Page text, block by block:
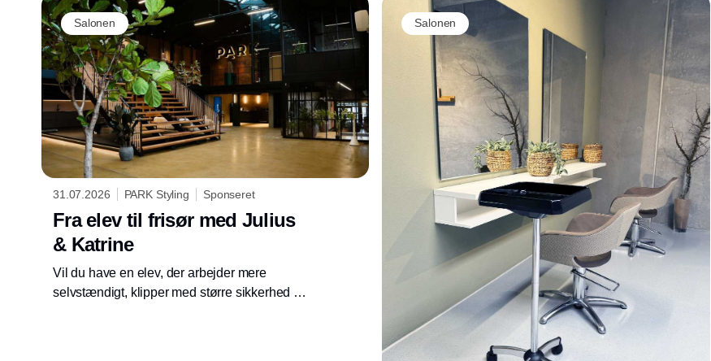
Salonen
31.07.2026 PARK Styling Sponseret
Fra elev til frisør med Julius
& Katrine
Vil du have en elev, der arbejder mere
selvstændigt, klipper med større sikkerhed og
Salonen